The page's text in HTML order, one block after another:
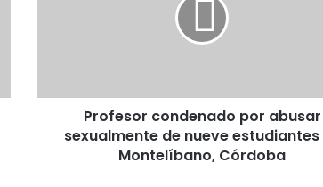
Profesor condenado por abusar
sexualmente de nueve estudiantes
Montelíbano, Córdoba